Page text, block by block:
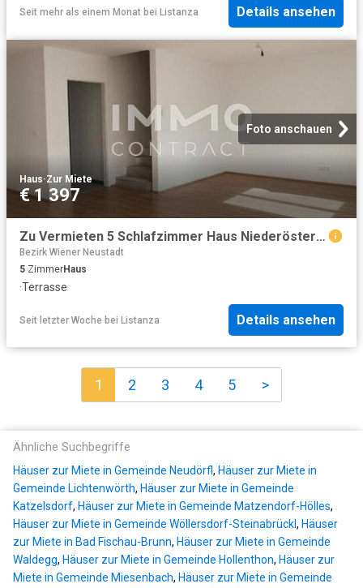
Seit mehr als einem Monat bei Listanza Details ansehen
Foto anschauen
Haus·Zur Miete
€ 1 397
Zu Vermieten 5 Schlafzimmer Haus Niederösterreich Niederösterreich DS104641874
Bezirk Wiener Neustadt
5 ZimmerHaus
·Terrasse
Seit letzter Woche bei Listanza Details ansehen
1 2 3 4 5 >
Ähnliche Suchbegriffe
Häuser zur Miete in Gemeinde Neudörfl, Häuser zur Miete in
Gemeinde Lichtenwörth, Häuser zur Miete in Gemeinde
Katzelsdorf, Häuser zur Miete in Gemeinde Matzendorf-Hölles,
Häuser zur Miete in Gemeinde Wöllersdorf-Steinabrückl, Häuser
zur Miete in Bad Fischau-Brunn, Häuser zur Miete in Gemeinde
Waldegg, Häuser zur Miete in Gemeinde Hollenthon, Häuser zur
Miete in Gemeinde Miesenbach, Häuser zur Miete in Gemeinde